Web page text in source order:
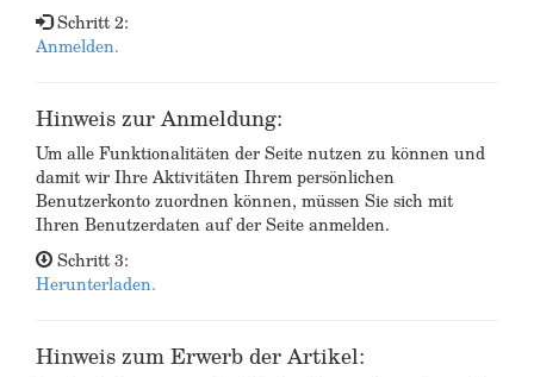
Schritt 2:
Anmelden.
Hinweis zur Anmeldung:
Um alle Funktionalitäten der Seite nutzen zu können und
damit wir Ihre Aktivitäten Ihrem persönlichen
Benutzerkonto zuordnen können, müssen Sie sich mit
Ihren Benutzerdaten auf der Seite anmelden.
Schritt 3:
Herunterladen.
Hinweis zum Erwerb der Artikel: